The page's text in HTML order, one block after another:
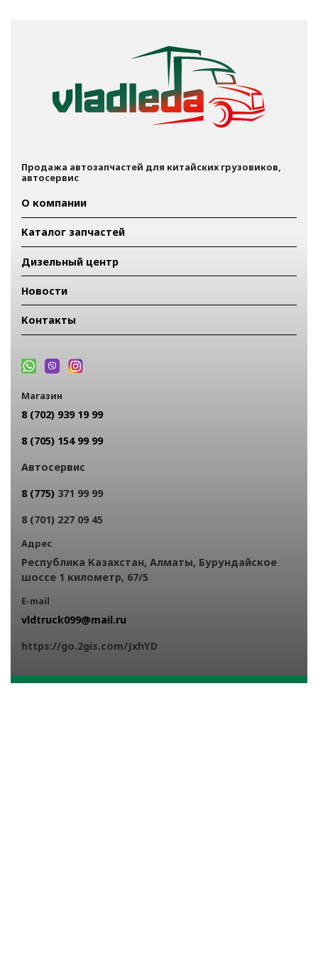
Продажа автозапчастей для китайских грузовиков,
автосервис
О компании
Каталог запчастей
Дизельный центр
Новости
Контакты
Магазин
8 (702) 939 19 99
8 (705) 154 99 99
Автосервис
8 (775) 371 99 99
8 (701) 227 09 45
Адрес
Республика Казахстан, Алматы, Бурундайское
шоссе 1 километр, 67/5
E-mail
https://go.2gis.com/JxhYD